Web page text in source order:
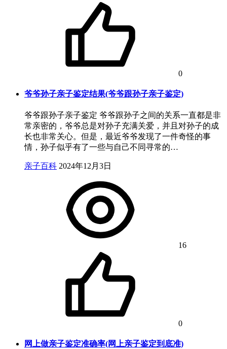
0
爷爷孙子亲子鉴定结果(爷爷跟孙子亲子鉴定)
爷爷跟孙子亲子鉴定 爷爷跟孙子之间的关系一直都是非
常亲密的，爷爷总是对孙子充满关爱，并且对孙子的成
长也非常关心。但是，最近爷爷发现了一件奇怪的事
情，孙子似乎有了一些与自己不同寻常的…
亲子百科 2024年12月3日
16
0
网上做亲子鉴定准确率(网上亲子鉴定到底准)